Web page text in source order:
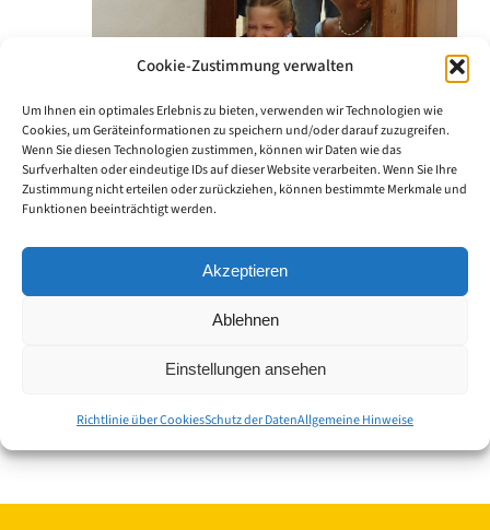
Cookie-Zustimmung verwalten
Um Ihnen ein optimales Erlebnis zu bieten, verwenden wir Technologien wie
Cookies, um Geräteinformationen zu speichern und/oder darauf zuzugreifen.
Wenn Sie diesen Technologien zustimmen, können wir Daten wie das
Surfverhalten oder eindeutige IDs auf dieser Website verarbeiten. Wenn Sie Ihre
Zustimmung nicht erteilen oder zurückziehen, können bestimmte Merkmale und
Funktionen beeinträchtigt werden.
Akzeptieren
Ablehnen
Einstellungen ansehen
Richtlinie über CookiesSchutz der DatenAllgemeine Hinweise
1. Mai 2025 um 8:00
Ausstellung
„Kulturlandschaft als
europäisches Erbe“